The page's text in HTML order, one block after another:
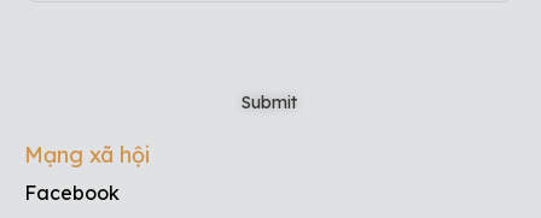
Mạng xã hội
Facebook